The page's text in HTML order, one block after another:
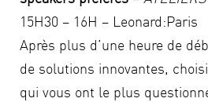
15H30 – 16H – Leonard:Paris
Après plus d’une heure de
de solutions innovantes,
qui vous ont le plus